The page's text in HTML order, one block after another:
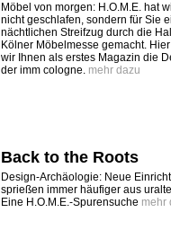
Möbel von morgen: H.O.M.E. hat
nicht geschlafen, sondern für Sie
nächtlichen Streifzug durch die
Kölner Möbelmesse gemacht.
wir Ihnen als erstes Magazin die
der imm cologne. mehr dazu
Back to the Roots
Design-Archäologie: Neue
sprießen immer häufiger aus
Eine H.O.M.E.-Spurensuche mehr